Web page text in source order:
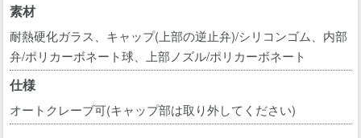
素材
耐熱硬化ガラス、キャップ(上部の逆止弁)/シリコンゴム、内部
弁/ポリカーボネート球、上部ノズル/ポリカーボネート
仕様
オートクレーブ可(キャップ部は取り外してください)